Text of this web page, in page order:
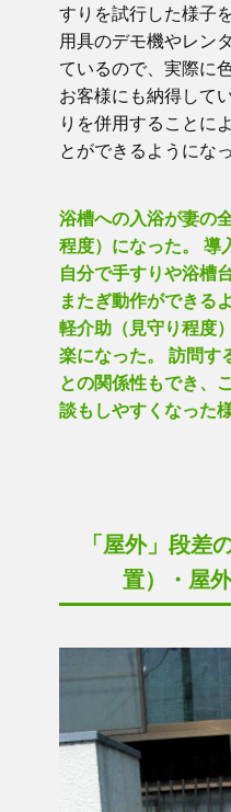
すりを試行した様子
用具のデモ機やレン
ているので、実際に
お客様にも納得して
りを併用することに
とができるようになっ
浴槽への入浴が妻の
程度）になった。 導
自分で手すりや浴槽
またぎ動作ができる
軽介助（見守り程度
楽になった。 訪問す
との関係性もでき、
談もしやすくなった様
「屋外」段差
置）・屋